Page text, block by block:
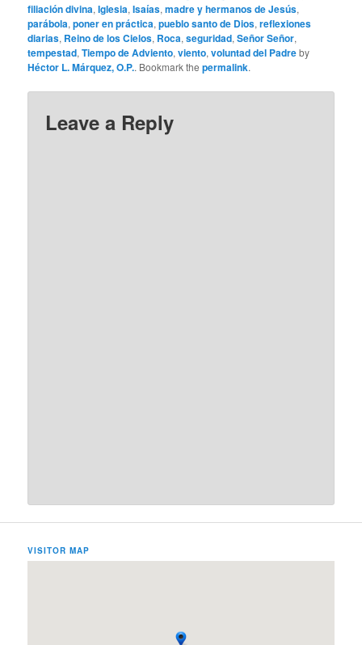
filiación divina,Iglesia,Isaías,madre y hermanos de Jesús,
parábola,poner en práctica,pueblo santo de Dios,reflexiones
diarias, Reino de los Cielos, Roca,seguridad,Señor Señor,
tempestad,Tiempo de Adviento,viento,voluntad del Padreby
Héctor L. Márquez, O.P.. Bookmark thepermalink.
Leave a Reply
VISITOR MAP